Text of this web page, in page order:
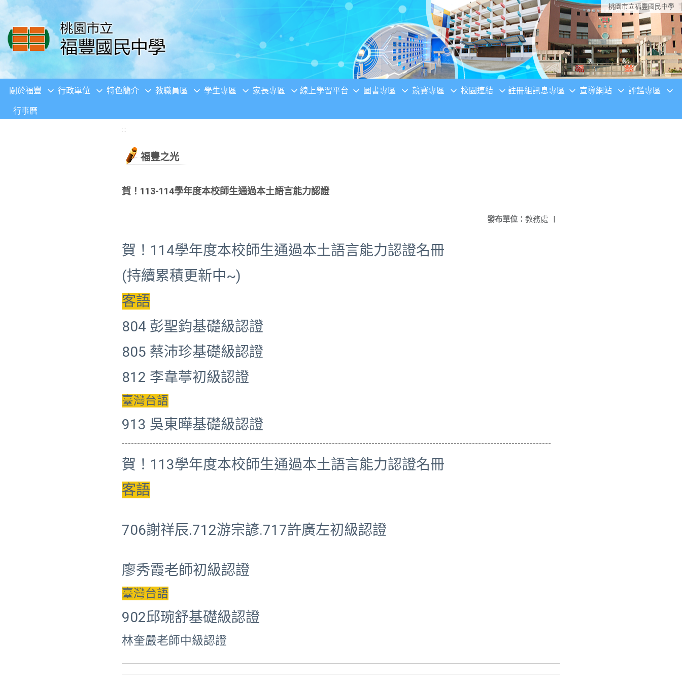
移至網頁之主要內容區位置 桃園市立福豐國民中學
關於福豐 行政單位 特色簡介 教職員區 學生專區 家長專區 線上學習平台 圖書專區 競賽專區 校園連結 註冊組訊息專區 宣導網站 評鑑專區
行事曆
:::
福豐之光
賀！113-114學年度本校師生通過本土語言能力認證
發布單位： 教務處 |
賀！114學年度本校師生通過本土語言能力認證名冊
(持續累積更新中~)
客語
804 彭聖鈞基礎級認證
805 蔡沛珍基礎級認證
812 李韋葶初級認證
臺灣台語
913 吳東曄基礎級認證
---------------------------------------------------------------------------------------------------------------------------------------------
賀！113學年度本校師生通過本土語言能力認證名冊
客語
706謝祥辰.712游宗諺.717許廣左初級認證
廖秀霞老師初級認證
臺灣台語
902邱琬舒基礎級認證
林奎嚴老師中級認證